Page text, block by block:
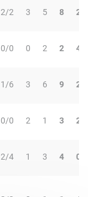
2/2 3 5 8 2
0/0 0 2 2 4
1/6 3 6 9 2
0/0 2 1 3 2
2/4 1 3 4 0